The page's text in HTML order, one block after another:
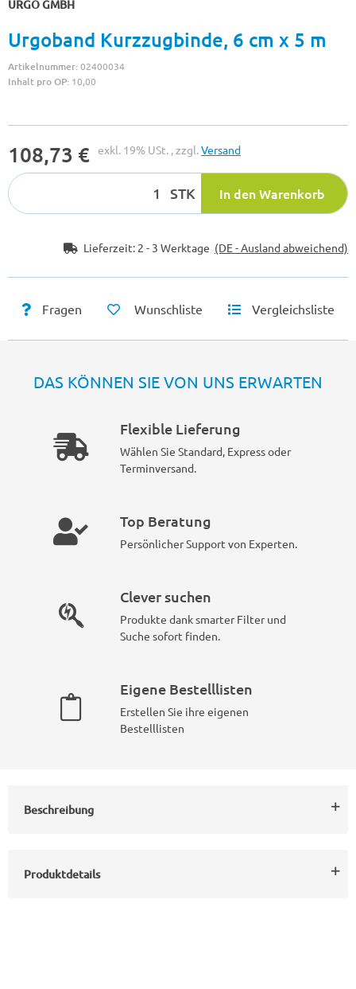
URGO GMBH
Urgoband Kurzzugbinde, 6 cm x 5 m
Artikelnummer:02400034
Inhalt pro OP: 10,00
108,73 € exkl. 19% USt. , zzgl.Versand
STK In den Warenkorb
Lieferzeit: 2 - 3 Werktage (DE - Ausland abweichend)
Fragen Wunschliste Vergleichsliste
DAS KÖNNEN SIE VON UNS ERWARTEN
Flexible Lieferung
Wählen Sie Standard, Express oder
Terminversand.
Top Beratung
Persönlicher Support von Experten.
Clever suchen
Produkte dank smarter Filter und
Suche sofort finden.
Eigene Bestelllisten
Erstellen Sie ihre eigenen
Bestelllisten
Beschreibung
Produktdetails